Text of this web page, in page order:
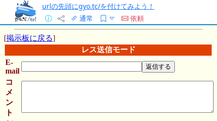
urlの先頭にgyo.tc/を付けてみよう！
通常
依頼